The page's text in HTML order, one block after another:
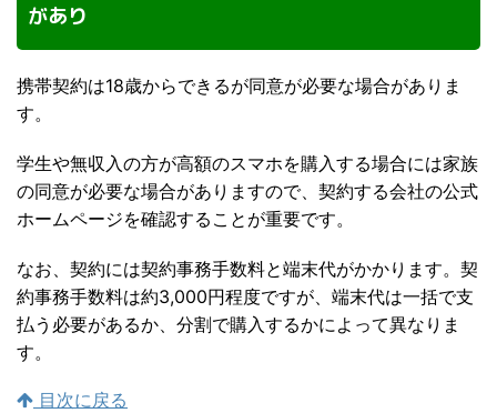
があり
携帯契約は18歳からできるが同意が必要な場合がありま
す。
学生や無収入の方が高額のスマホを購入する場合には家族
の同意が必要な場合がありますので、契約する会社の公式
ホームページを確認することが重要です。
なお、契約には契約事務手数料と端末代がかかります。契
約事務手数料は約3,000円程度ですが、端末代は一括で支
払う必要があるか、分割で購入するかによって異なりま
す。
目次に戻る